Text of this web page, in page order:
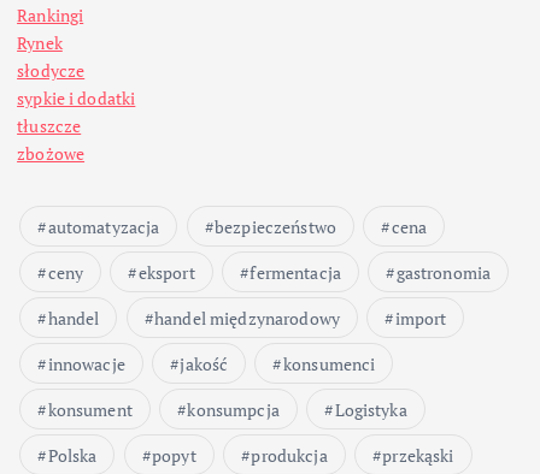
Rankingi
Rynek
słodycze
sypkie i dodatki
tłuszcze
zbożowe
automatyzacja bezpieczeństwo
cena
ceny
eksport fermentacja
gastronomia
handel
handel międzynarodowy
import
innowacje
jakość
konsumenci
konsument
konsumpcja
Logistyka
Polska
popyt produkcja
przekąski